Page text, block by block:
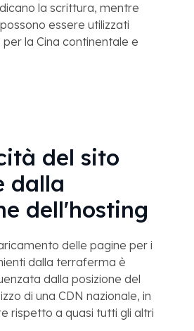
la scrittura, mentre
essere utilizzati
la Cina continentale e
del sito
dalla
dell'hosting
delle pagine per i
dalla terraferma è
dalla posizione del
di una CDN nazionale, in
rispetto a quasi tutti gli altri